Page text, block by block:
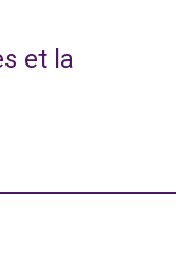
et la